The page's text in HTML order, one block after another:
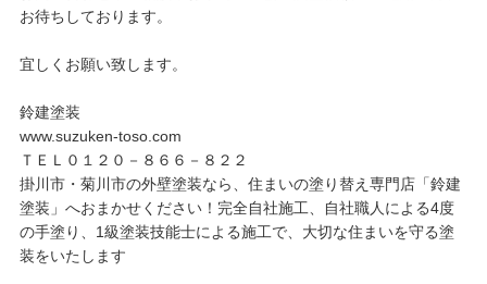
お待ちしております。
宜しくお願い致します。
鈴建塗装
www.suzuken-toso.com
ＴＥＬ０１２０－８６６－８２２
掛川市・菊川市の外壁塗装なら、住まいの塗り替え専門店「鈴建
塗装」へおまかせください！完全自社施工、自社職人による4度
の手塗り、1級塗装技能士による施工で、大切な住まいを守る塗
装をいたします